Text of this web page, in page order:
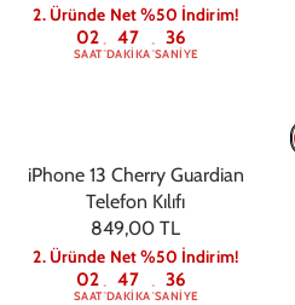
2. Üründe Net %50 İndirim!
02
SAAT: 47
DAKIKA: 36
SANIYE
iPhone 13 Cherry Guardian
Telefon Kılıfı
849,00 TL
2. Üründe Net %50 İndirim!
02
SAAT: 47
DAKIKA: 36
SANIYE